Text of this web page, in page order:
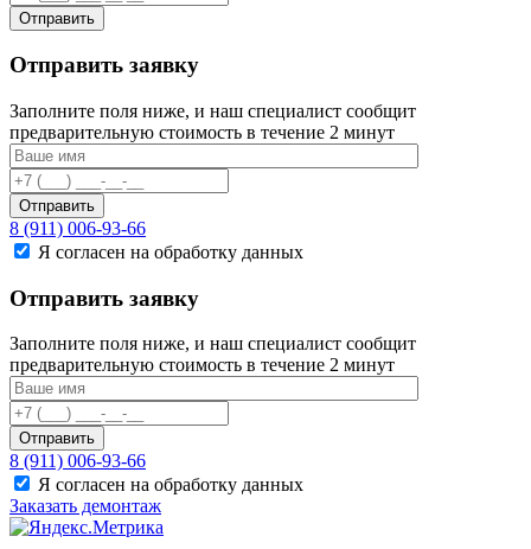
Отправить
Отправить заявку
Заполните поля ниже, и наш специалист сообщит
предварительную стоимость в течение 2 минут
Отправить
8 (911) 006-93-66
Я согласен на обработку данных
Отправить заявку
Заполните поля ниже, и наш специалист сообщит
предварительную стоимость в течение 2 минут
Отправить
8 (911) 006-93-66
Я согласен на обработку данных
Заказать демонтаж